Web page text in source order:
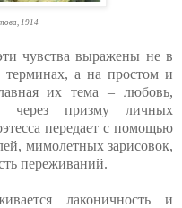
1914
чувства выражены не в
терминах, а на простом и
их тема – любовь,
через призму личных
передает с помощью
мимолетных зарисовок,
переживаний.
лаконичность и